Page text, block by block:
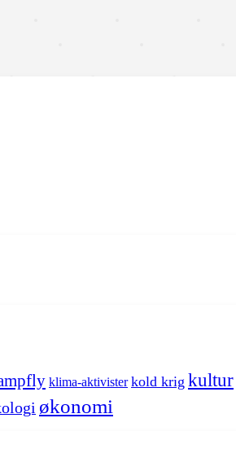
klima-aktivister kold krig kultur
økonomi